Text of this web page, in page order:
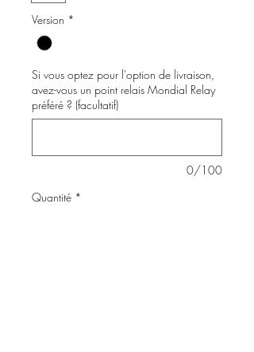
Version *
Si vous optez pour l'option de livraison,
avez-vous un point relais Mondial Relay
préféré ? (facultatif)
0/100
Quantité *